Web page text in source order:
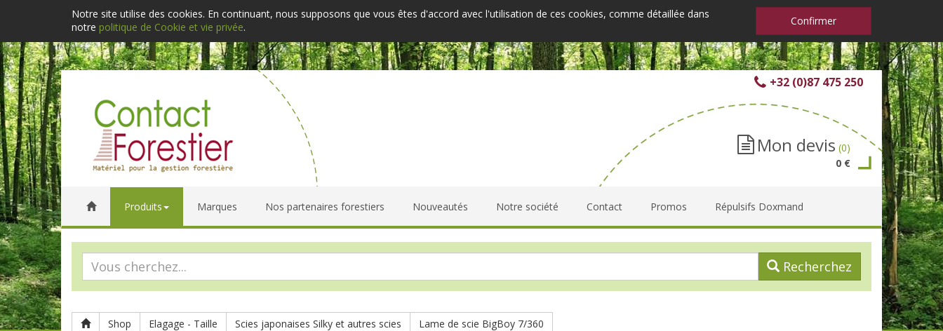
Notre site utilise des cookies. En continuant, nous supposons que vous êtes d'accord avec l'utilisation de ces cookies, comme détaillée dans
notre politique de Cookie et vie privée. Confirmer
+32 (0)87 475 250
Mon devis (0)
0 €
Produits Marques Nos partenaires forestiers Nouveautés Notre société Contact Promos Répulsifs Doxmand
Recherchez
Shop Elagage - Taille Scies japonaises Silky et autres scies Lame de scie BigBoy 7/360